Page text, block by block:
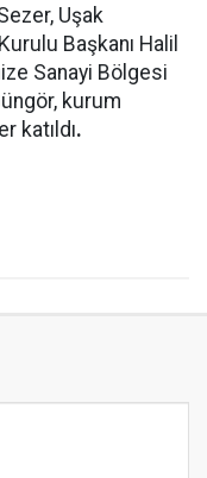
Uşak
Başkanı Halil
Sanayi Bölgesi
kurum
katıldı.